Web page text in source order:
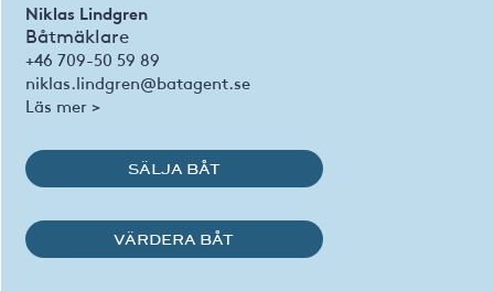
Niklas Lindgren
Båtmäklare
+46 709-50 59 89
niklas.lindgren@batagent.se
Läs mer >
SÄLJA BÅT
VÄRDERA BÅT